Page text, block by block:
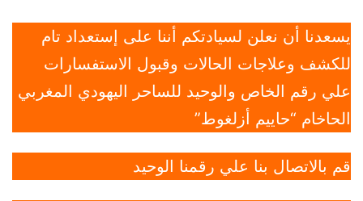
يسعدنا أن نعلن لسيادتكم أننا على إستعداد تام
للكشف وعلاجات الحالات وقبول الاستفسارات
علي رقم الخاص والوحيد للساحر اليهودي المغربي
الحاخام “حاييم أزلغوط”
قم بالاتصال بنا علي رقمنا الوحيد